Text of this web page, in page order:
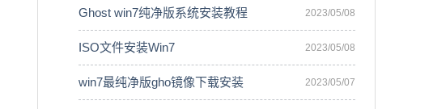
Ghost win7纯净版系统安装教程 2023/05/08
ISO文件安装Win7 2023/05/08
win7最纯净版gho镜像下载安装 2023/05/07